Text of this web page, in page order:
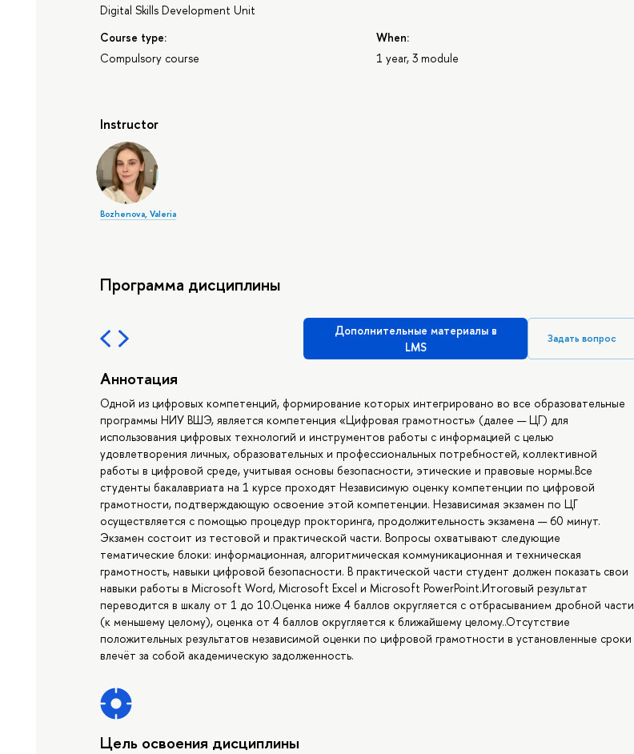
Digital Skills Development Unit
Course type:
Compulsory course
When:
1 year, 3 module
Instructor
Bozhenova, Valeria
Программа дисциплины
Дополнительные материалы в
LMS
Задать вопрос
Аннотация
Одной из цифровых компетенций, формирование которых интегрировано во все образовательные
программы НИУ ВШЭ, является компетенция «Цифровая грамотность» (далее — ЦГ) для
использования цифровых технологий и инструментов работы с информацией с целью
удовлетворения личных, образовательных и профессиональных потребностей, коллективной
работы в цифровой среде, учитывая основы безопасности, этические и правовые нормы.Все
студенты бакалавриата на 1 курсе проходят Независимую оценку компетенции по цифровой
грамотности, подтверждающую освоение этой компетенции. Независимая экзамен по ЦГ
осуществляется с помощью процедур прокторинга, продолжительность экзамена — 60 минут.
Экзамен состоит из тестовой и практической части. Вопросы охватывают следующие
тематические блоки: информационная, алгоритмическая коммуникационная и техническая
грамотность, навыки цифровой безопасности. В практической части студент должен показать свои
навыки работы в Microsoft Word, Microsoft Excel и Microsoft PowerPoint.Итоговый результат
переводится в шкалу от 1 до 10.Оценка ниже 4 баллов округляется с отбрасыванием дробной части
(к меньшему целому), оценка от 4 баллов округляется к ближайшему целому..Отсутствие
положительных результатов независимой оценки по цифровой грамотности в установленные сроки
влечёт за собой академическую задолженность.
Цель освоения дисциплины